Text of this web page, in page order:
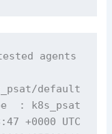
default/